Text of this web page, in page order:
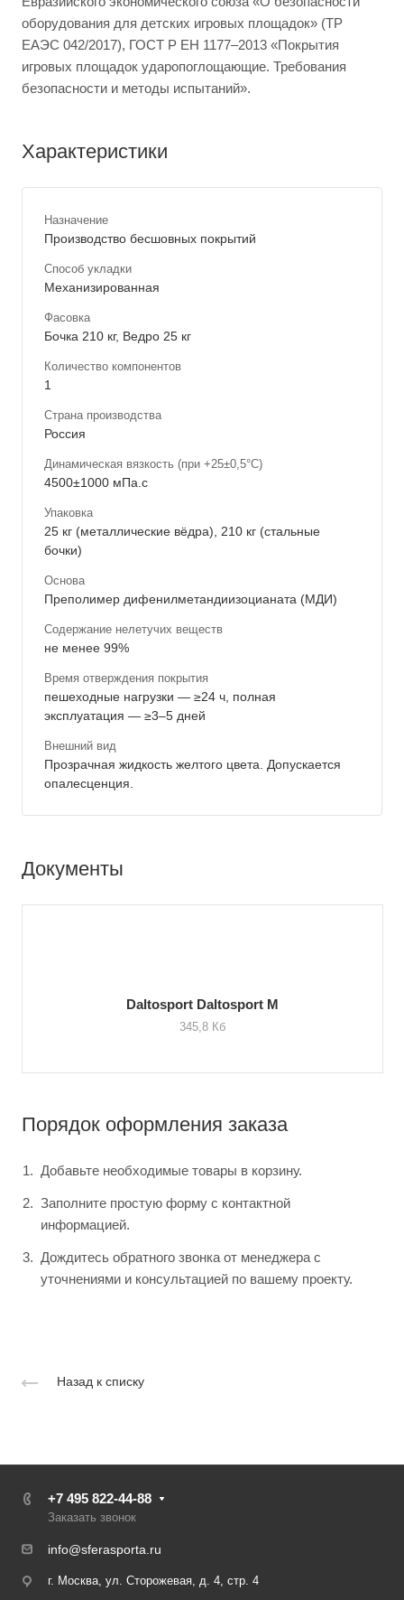
оборудования для детских игровых площадок» (ТР
ЕАЭС 042/2017), ГОСТ Р ЕН 1177–2013 «Покрытия
игровых площадок ударопоглощающие. Требования
безопасности и методы испытаний».
Характеристики
Назначение
Производство бесшовных покрытий
Способ укладки
Механизированная
Фасовка
Бочка 210 кг, Ведро 25 кг
Количество компонентов
1
Страна производства
Россия
Динамическая вязкость (при +25±0,5°C)
4500±1000 мПа.с
Упаковка
25 кг (металлические вёдра), 210 кг (стальные
бочки)
Основа
Преполимер дифенилметандиизоцианата (МДИ)
Содержание нелетучих веществ
не менее 99%
Время отверждения покрытия
пешеходные нагрузки — ≥24 ч, полная
эксплуатация — ≥3–5 дней
Внешний вид
Прозрачная жидкость желтого цвета. Допускается
опалесценция.
Документы
Daltosport Daltosport M
345,8 Кб
Порядок оформления заказа
Добавьте необходимые товары в корзину.
Заполните простую форму с контактной
информацией.
Дождитесь обратного звонка от менеджера с
уточнениями и консультацией по вашему проекту.
Назад к списку
+7 495 822-44-88
Заказать звонок
info@sferasporta.ru
г. Москва, ул. Сторожевая, д. 4, стр. 4